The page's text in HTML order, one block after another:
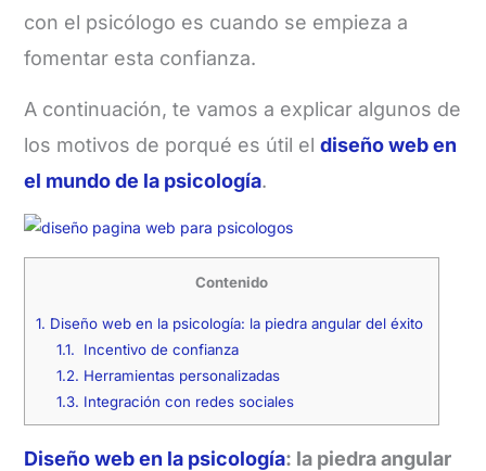
con el psicólogo es cuando se empieza a
fomentar esta confianza.
A continuación, te vamos a explicar algunos de
los motivos de porqué es útil el diseño web en
el mundo de la psicología.
Contenido
1. Diseño web en la psicología: la piedra angular del éxito
1.1. Incentivo de confianza
1.2. Herramientas personalizadas
1.3. Integración con redes sociales
Diseño web en la psicología: la piedra angular